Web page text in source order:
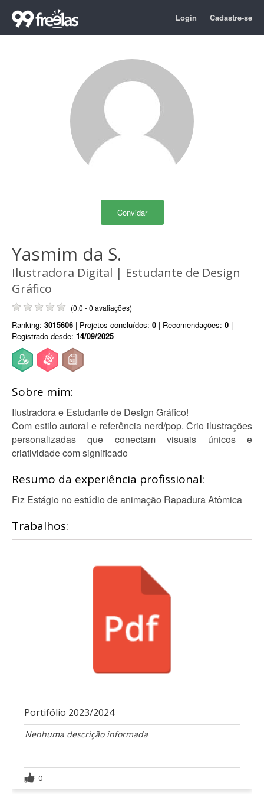
Login Cadastre-se
Convidar
Yasmim da S.
Ilustradora Digital | Estudante de Design
Gráfico
(0.0 - 0 avaliações)
Ranking: 3015606 | Projetos concluídos: 0 | Recomendações: 0 |
Registrado desde: 14/09/2025
Sobre mim:
Ilustradora e Estudante de Design Gráfico!
Com estilo autoral e referência nerd/pop. Crio ilustrações
personalizadas que conectam visuais únicos e
criatividade com significado
Resumo da experiência profissional:
Fiz Estágio no estúdio de animação Rapadura Atômica
Trabalhos:
Portifólio 2023/2024
Nenhuma descrição informada
0